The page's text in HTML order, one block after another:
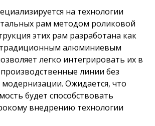
на технологии
рам методом роликовой
этих рам разработана как
традиционным алюминиевым
легко интегрировать их в
линии без
Ожидается, что
будет способствовать
внедрению технологии